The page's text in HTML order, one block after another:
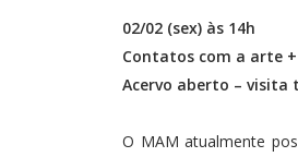
02/02 (sex) às 14h
Contatos com a arte
Acervo aberto – visita
O MAM atualmente